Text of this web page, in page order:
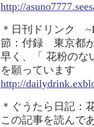
http://
＊日刊ドリンク
節：付録 東京都
早く、「 花粉のな
を願っています
http://
＊ぐうたら日記：
この記事を読んで